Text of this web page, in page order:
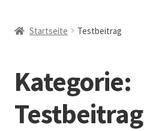
Austellungen und Bio-Baumverkauf
Beet- und Balkonbepflanzung
Startseite Testbeitrag
Kategorie:
Testbeitrag